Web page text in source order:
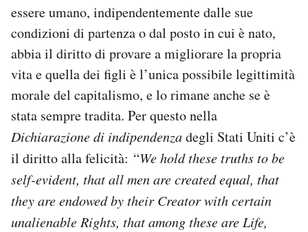
essere umano, indipendentemente dalle sue
condizioni di partenza o dal posto in cui è nato,
abbia il diritto di provare a migliorare la propria
vita e quella dei figli è l’unica possibile legittimità
morale del capitalismo, e lo rimane anche se è
stata sempre tradita. Per questo nella
Dichiarazione di indipendenzadegli Stati Uniti c’è
il diritto alla felicità: “We hold these truths to be
self-evident, that all men are created equal, that
they are endowed by their Creator with certain
unalienable Rights, that among these are Life,